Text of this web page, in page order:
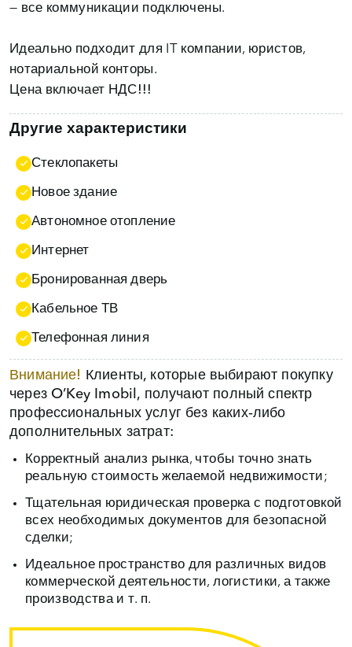
— все коммуникации подключены.
Идеально подходит для IT компании, юристов,
Цена включает НДС!!!
Другие характеристики
Стеклопакеты
Новое здание
Автономное отопление
Интернет
Бронированная дверь
Кабельное ТВ
Телефонная линия
Внимание!
Клиенты, которые выбирают покупку
через O’Key Imobil, получают полный спектр
профессиональных услуг без каких‑либо
дополнительных затрат:
Корректный анализ рынка, чтобы точно знать
реальную стоимость желаемой недвижимости;
Тщательная юридическая проверка с подготовкой
всех необходимых документов для безопасной
сделки;
Идеальное пространство для различных видов
коммерческой деятельности, логистики, а также
производства и т. п.